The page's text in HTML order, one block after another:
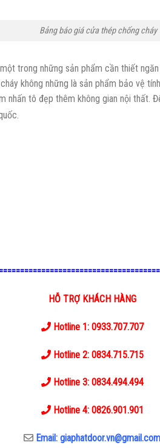
Bảng báo giá cửa thép chống cháy
trong những sản phẩm cần thiết
không những là sản phẩm bảo vệ
nhấn tô đẹp thêm không gian nội
HỖ TRỢ KHÁCH HÀNG
Hotline 1: 0933.707.707
Hotline 2: 0834.715.715
Hotline 3: 0834.494.494
Hotline 4: 0826.901.901
Email: giaphatdoor.vn@gmail.com